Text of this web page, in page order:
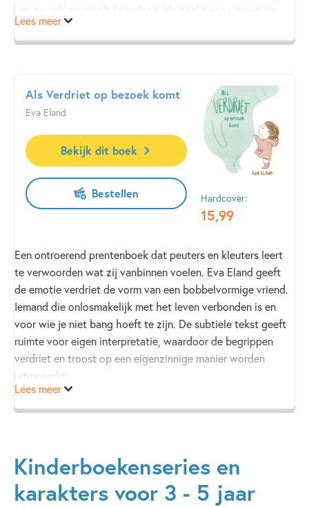
iets te vol,’ mompelt Kameleon. Hij zoekt een uitweg en
ontdekt dat hij niet de enige is…
Lees meer
Hardcover:
15,99
Als Verdriet op bezoek komt
Eva Eland
Bekijk dit boek
Bestellen
Een ontroerend prentenboek dat peuters en kleuters leert
te verwoorden wat zij vanbinnen voelen. Eva Eland geeft
de emotie verdriet de vorm van een bobbelvormige vriend.
Iemand die onlosmakelijk met het leven verbonden is en
voor wie je niet bang hoeft te zijn. De subtiele tekst geeft
ruimte voor eigen interpretatie, waardoor de begrippen
verdriet en troost op een eigenzinnige manier worden
uitgewerkt.
Lees meer
Kinderboekenseries en
karakters voor 3 - 5 jaar